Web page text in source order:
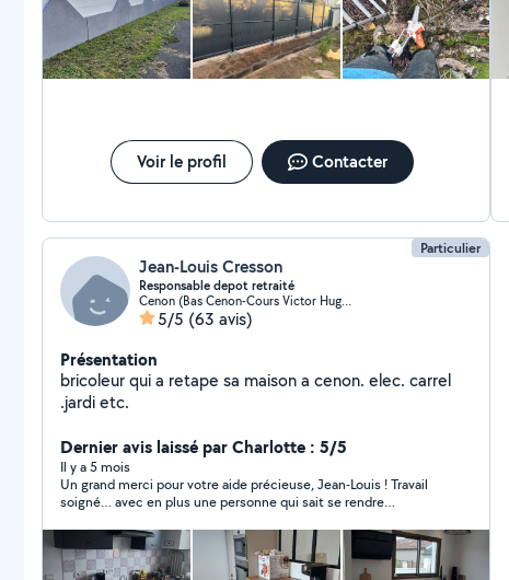
Voir le profil Contacter
Particulier
Jean-Louis Cresson
Responsable depot retraité
Cenon (Bas Cenon-Cours Victor Hugo-Gambetta)
5/5 (63 avis)
Présentation
bricoleur qui a retape sa maison a cenon. elec. carrel
.jardi etc.
Dernier avis laissé par Charlotte : 5/5
Il y a 5 mois
Un grand merci pour votre aide précieuse, Jean-Louis ! Travail
soigné… avec en plus une personne qui sait se rendre